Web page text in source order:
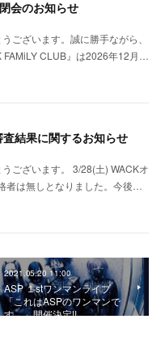
会のお知らせ
ございます。誠に勝手ながら、
FAMiLY CLUB』は2026年12月…
結果に関するお知らせ
ございます。 3/28(土) WACKオ
者は無しとなりました。今後…
2021.05.20 11:00
ASP １stワンマンライブ
「これはASPのワンマンで
す。」開催決定!!